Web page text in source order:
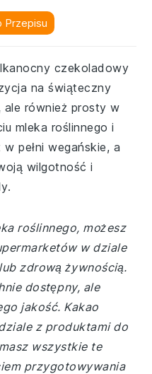
Przepisu
czekoladowy
na świąteczny
również prosty w
mleka roślinnego i
pełni wegańskie, a
wilgotność i
roślinnego, możesz
w dziale
zdrową żywnością.
dostępny, ale
jakość. Kakao
z produktami do
wszystkie te
przygotowywania